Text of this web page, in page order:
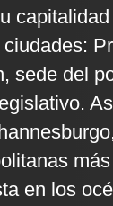
sede del
en los